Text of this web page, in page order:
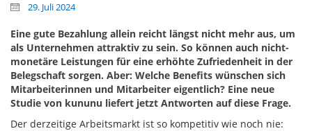
29. Juli 2024
Eine gute Bezahlung allein reicht längst nicht mehr aus, um
als Unternehmen attraktiv zu sein. So können auch nicht-
monetäre Leistungen für eine erhöhte Zufriedenheit in der
Belegschaft sorgen. Aber: Welche Benefits wünschen sich
Mitarbeiterinnen und Mitarbeiter eigentlich? Eine neue
Studie von kununu liefert jetzt Antworten auf diese Frage.
Der derzeitige Arbeitsmarkt ist so kompetitiv wie noch nie: